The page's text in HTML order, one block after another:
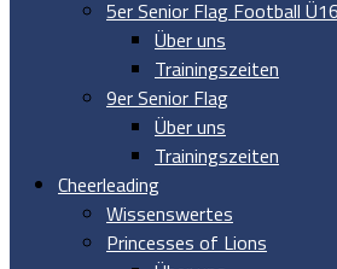
5er Senior Flag Football Ü16
Über uns
Trainingszeiten
9er Senior Flag
Über uns
Trainingszeiten
Cheerleading
Wissenswertes
Princesses of Lions